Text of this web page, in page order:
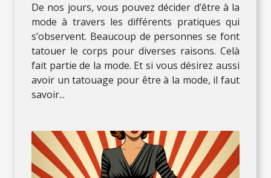
De nos jours, vous pouvez décider d’être à la
mode à travers les différents pratiques qui
s’observent. Beaucoup de personnes se font
tatouer le corps pour diverses raisons. Celà
fait partie de la mode. Et si vous désirez aussi
avoir un tatouage pour être à la mode, il faut
savoir...